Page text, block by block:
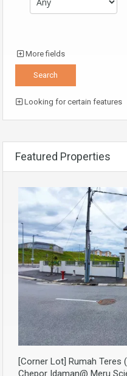
More fields
Looking for certain features
Featured Properties
[Corner Lot] Rumah Teres
Chepor Idaman@ Meru